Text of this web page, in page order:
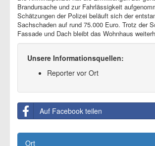
Brandursache und zur Fahrlässigkeit
Schätzungen der Polizei beläuft sich der
Sachschaden auf rund 75.000 Euro. Trotz der
Fassade und Dach bleibt das Wohnhaus
Unsere Informationsquellen:
Reporter vor Ort
Auf Facebook teilen
Ort